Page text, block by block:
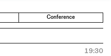
Conference
19:30